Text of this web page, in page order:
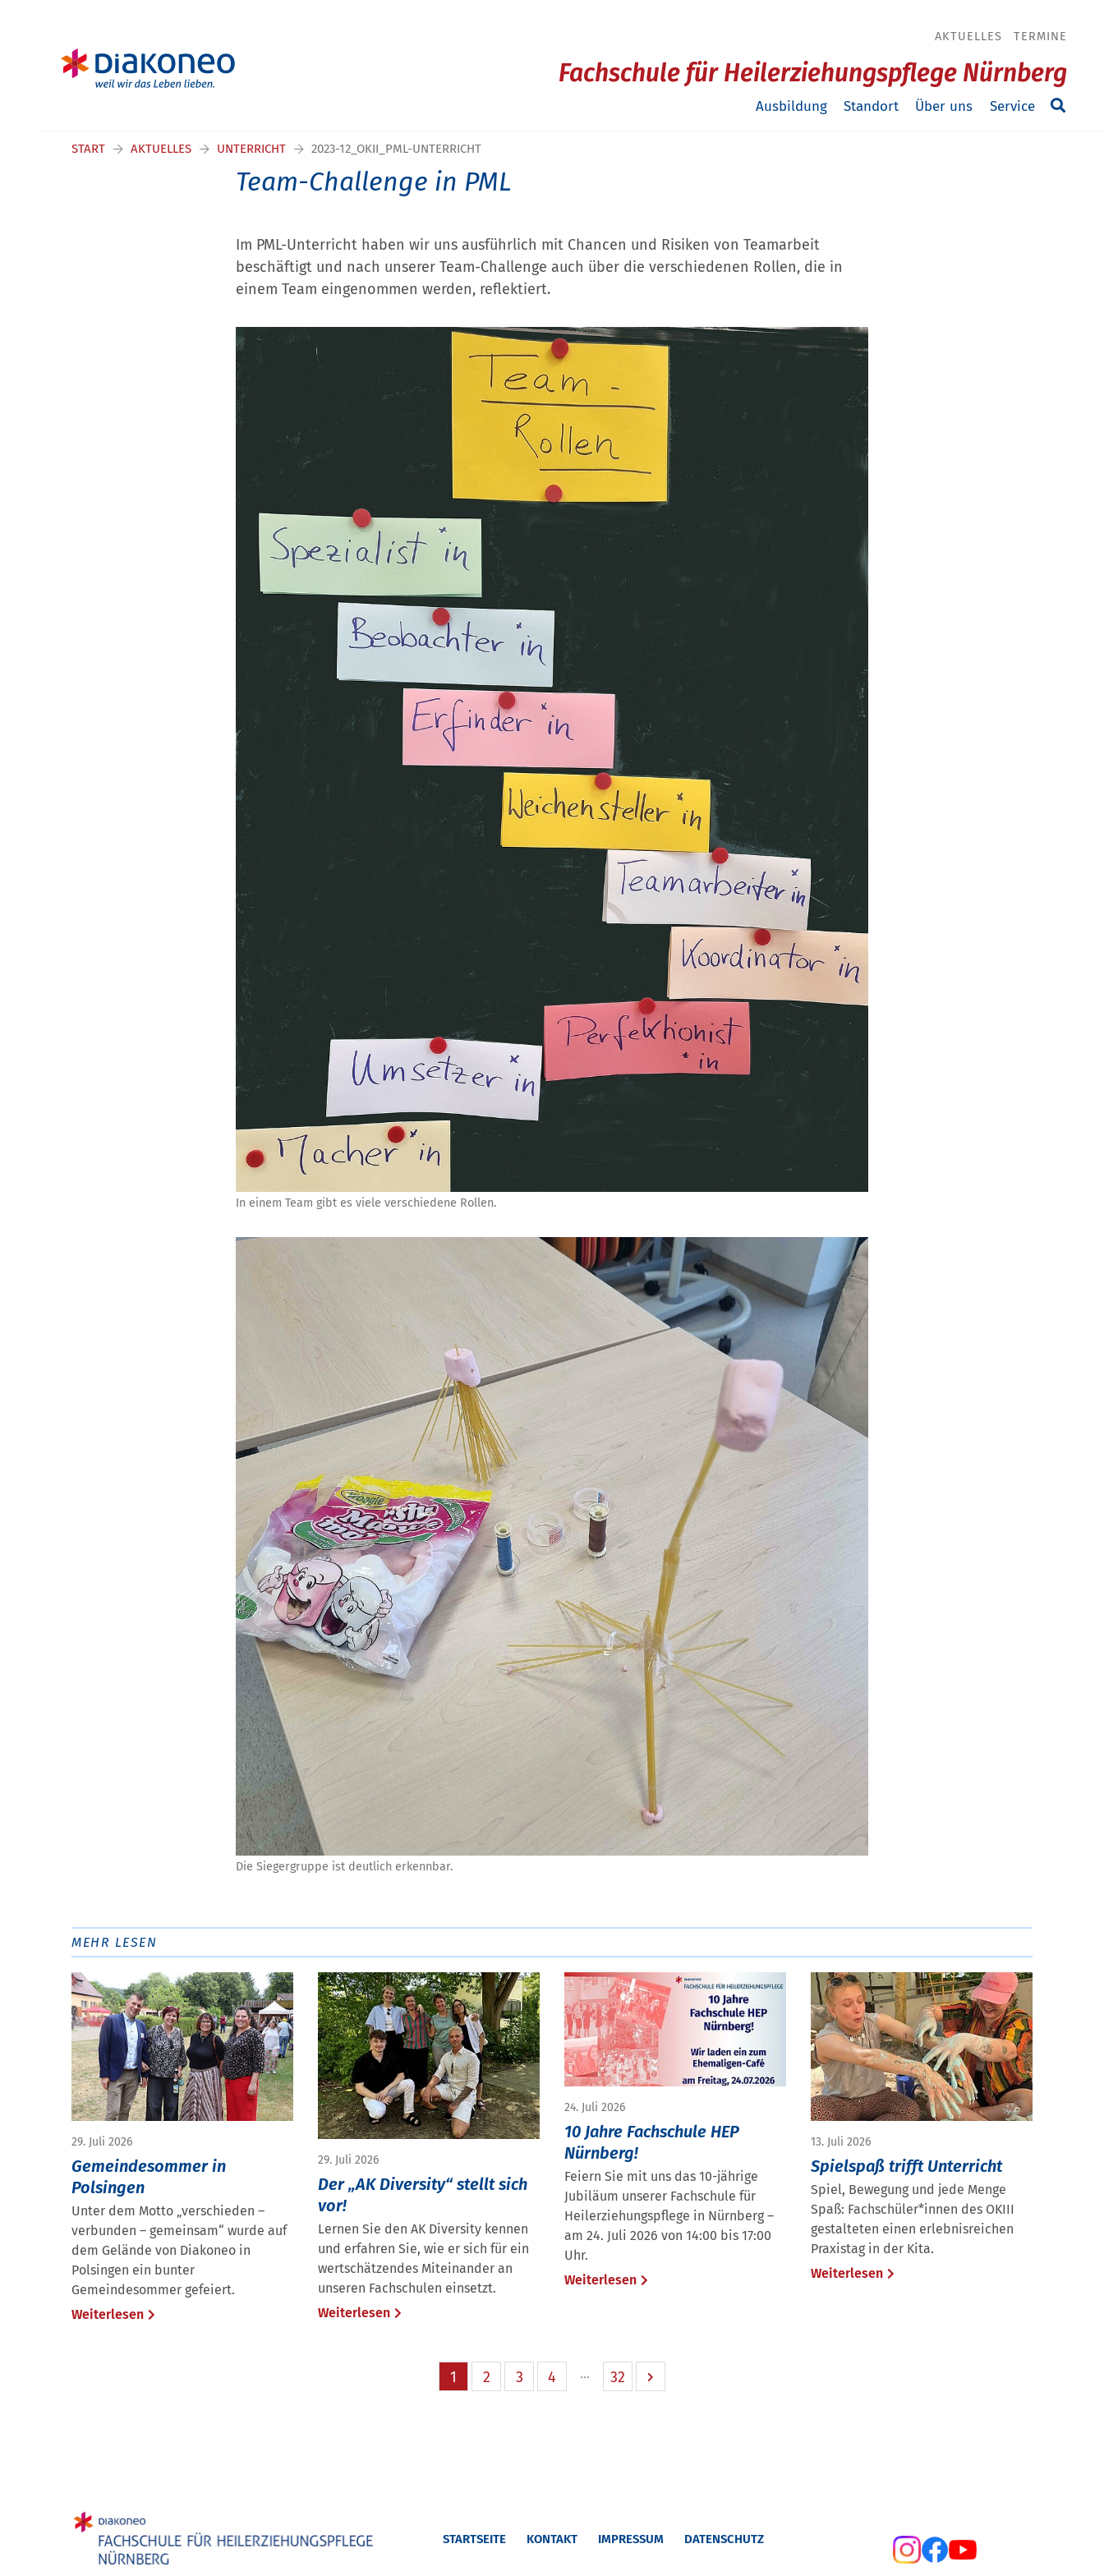
AKTUELLES TERMINE
Fachschule für Heilerziehungspflege Nürnberg
Ausbildung Standort Über uns Service
START AKTUELLES UNTERRICHT 2023-12_OKII_PML-UNTERRICHT
Team-Challenge in PML
Im PML-Unterricht haben wir uns ausführlich mit Chancen und Risiken von Teamarbeit
beschäftigt und nach unserer Team-Challenge auch über die verschiedenen Rollen, die in
einem Team eingenommen werden, reflektiert.
In einem Team gibt es viele verschiedene Rollen.
Die Siegergruppe ist deutlich erkennbar.
MEHR LESEN
29. Juli 2026
Gemeindesommer in
Polsingen
Unter dem Motto „verschieden –
verbunden – gemeinsam“ wurde auf
dem Gelände von Diakoneo in
Polsingen ein bunter
Gemeindesommer gefeiert.
Weiterlesen
29. Juli 2026
Der „AK Diversity“ stellt sich
vor!
Lernen Sie den AK Diversity kennen
und erfahren Sie, wie er sich für ein
wertschätzendes Miteinander an
unseren Fachschulen einsetzt.
Weiterlesen
24. Juli 2026
10 Jahre Fachschule HEP
Nürnberg!
Feiern Sie mit uns das 10-jährige
Jubiläum unserer Fachschule für
Heilerziehungspflege in Nürnberg –
am 24. Juli 2026 von 14:00 bis 17:00
Uhr.
Weiterlesen
13. Juli 2026
Spielspaß trifft Unterricht
Spiel, Bewegung und jede Menge
Spaß: Fachschüler*innen des OKIII
gestalteten einen erlebnisreichen
Praxistag in der Kita.
Weiterlesen
1 2 3 4 32
STARTSEITE KONTAKT IMPRESSUM DATENSCHUTZ